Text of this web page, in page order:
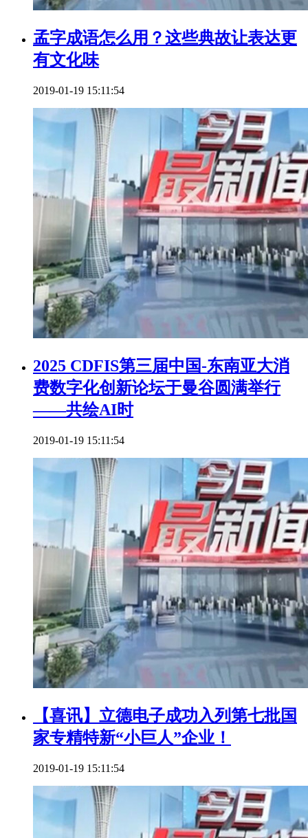
孟字成语怎么用？这些典故让表达更
有文化味
2019-01-19 15:11:54
2025 CDFIS第三届中国-东南亚大消
费数字化创新论坛于曼谷圆满举行
——共绘AI时
2019-01-19 15:11:54
【喜讯】立德电子成功入列第七批国
家专精特新“小巨人”企业！
2019-01-19 15:11:54